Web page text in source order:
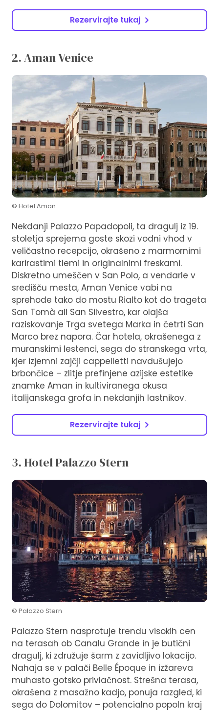
Rezervirajte tukaj
2. Aman Venice
© Hotel Aman
Nekdanji Palazzo Papadopoli, ta dragulj iz 19.
stoletja sprejema goste skozi vodni vhod v
veličastno recepcijo, okrašeno z marmornimi
karirastimi tlemi in originalnimi freskami.
Diskretno umeščen v San Polo, a vendarle v
središču mesta, Aman Venice vabi na
sprehode tako do mostu Rialto kot do trageta
San Tomà ali San Silvestro, kar olajša
raziskovanje Trga svetega Marka in četrti San
Marco brez napora. Čar hotela, okrašenega z
muranskimi lestenci, sega do stranskega vrta,
kjer izjemni zajčji cappelletti navdušujejo
brbončice – zlitje prefinjene azijske estetike
znamke Aman in kultiviranega okusa
italijanskega grofa in nekdanjih lastnikov.
Rezervirajte tukaj
3. Hotel Palazzo Stern
© Palazzo Stern
Palazzo Stern nasprotuje trendu visokih cen
na terasah ob Canalu Grande in je butični
dragulj, ki združuje šarm z zavidljivo lokacijo.
Nahaja se v palači Belle Époque in izžareva
muhasto gotsko privlačnost. Strešna terasa,
okrašena z masažno kadjo, ponuja razgled, ki
sega do Dolomitov – potencialno popoln kraj